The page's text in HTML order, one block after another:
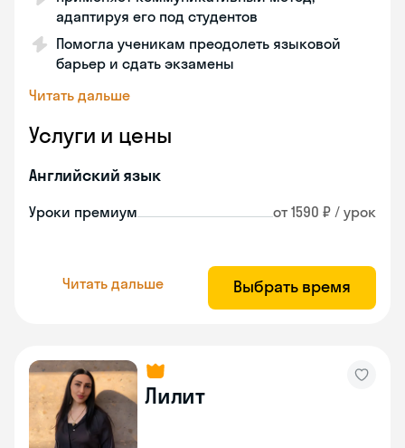
адаптируя его под студентов
Помогла ученикам преодолеть языковой
барьер и сдать экзамены
Читать дальше
Услуги и цены
Английский язык
Уроки премиум от 1590 ₽ / урок
Читать дальше Выбрать время
Лилит